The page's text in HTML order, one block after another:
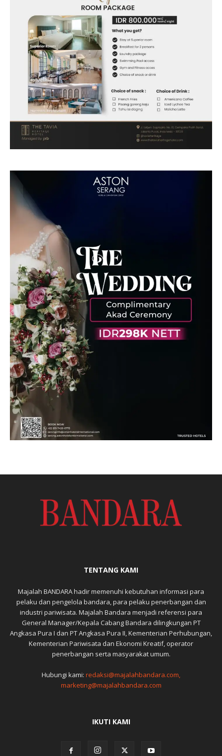
TENTANG KAMI
Majalah BANDARA hadir memenuhi kebutuhan informasi para
pelaku dan pengelola bandara, para pelaku penerbangan dan
industri pariwisata. Majalah Bandara menjadi referensi para
General Manager/Kepala Cabang Bandara dilingkungan PT
Angkasa Pura I dan PT Angkasa Pura II, Kementerian Perhubungan,
Kementerian Pariwisata dan Ekonomi Kreatif, operator
penerbangan serta masyarakat umum.
Hubungi kami: redaksi@majalahbandara.com,
marketing@majalahbandara.com
IKUTI KAMI